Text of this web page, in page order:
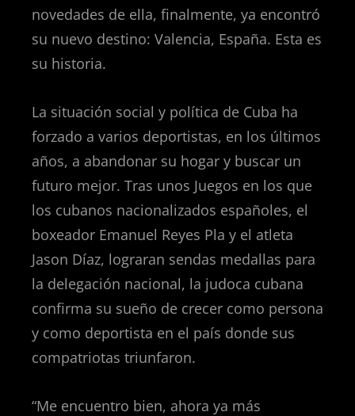
novedades de ella, finalmente, ya encontró
su nuevo destino: Valencia, España. Esta es
su historia.
La situación social y política de Cuba ha
forzado a varios deportistas, en los últimos
años, a abandonar su hogar y buscar un
futuro mejor. Tras unos Juegos en los que
los cubanos nacionalizados españoles, el
boxeador Emanuel Reyes Pla y el atleta
Jason Díaz, lograran sendas medallas para
la delegación nacional, la judoca cubana
confirma su sueño de crecer como persona
y como deportista en el país donde sus
compatriotas triunfaron.
“Me encuentro bien, ahora ya más